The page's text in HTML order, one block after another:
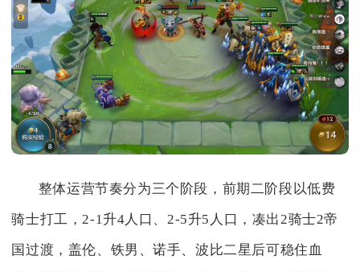
整体运营节奏分为三个阶段，前期二阶段以低费
骑士打工，2-1升4人口、2-5升5人口，凑出2骑士2帝
国过渡，盖伦、铁男、诺手、波比二星后可稳住血